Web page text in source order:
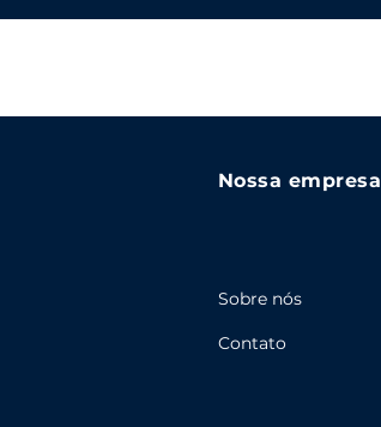
Nossa empresa
Sobre nós
Contato